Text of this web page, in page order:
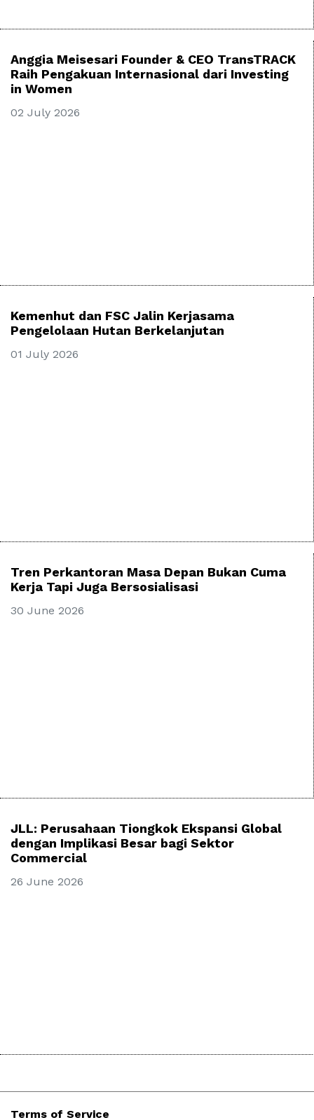
Anggia Meisesari Founder & CEO TransTRACK
Raih Pengakuan Internasional dari Investing
in Women
02 July 2026
Kemenhut dan FSC Jalin Kerjasama
Pengelolaan Hutan Berkelanjutan
01 July 2026
Tren Perkantoran Masa Depan Bukan Cuma
Kerja Tapi Juga Bersosialisasi
30 June 2026
JLL: Perusahaan Tiongkok Ekspansi Global
dengan Implikasi Besar bagi Sektor
Commercial
26 June 2026
Terms of Service